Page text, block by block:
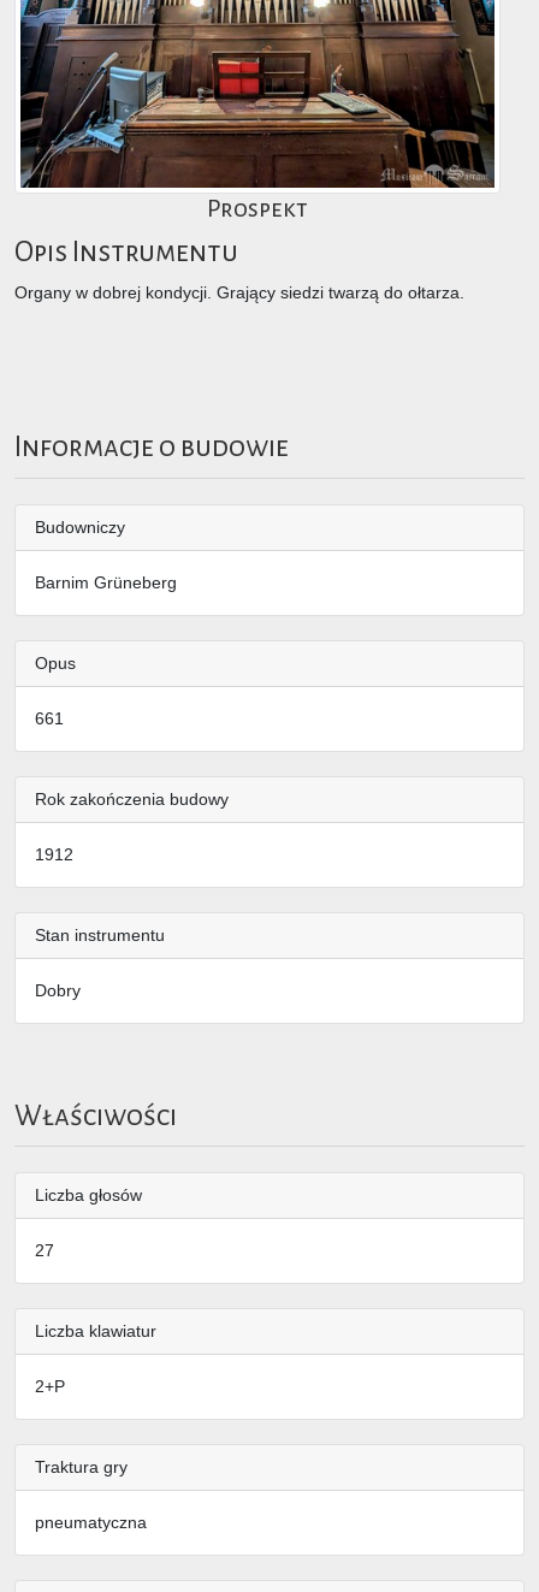
Prospekt
Opis Instrumentu
Organy w dobrej kondycji. Grający siedzi twarzą do ołtarza.
Informacje o budowie
Budowniczy
Barnim Grüneberg
Opus
661
Rok zakończenia budowy
1912
Stan instrumentu
Dobry
Właściwości
Liczba głosów
27
Liczba klawiatur
2+P
Traktura gry
pneumatyczna